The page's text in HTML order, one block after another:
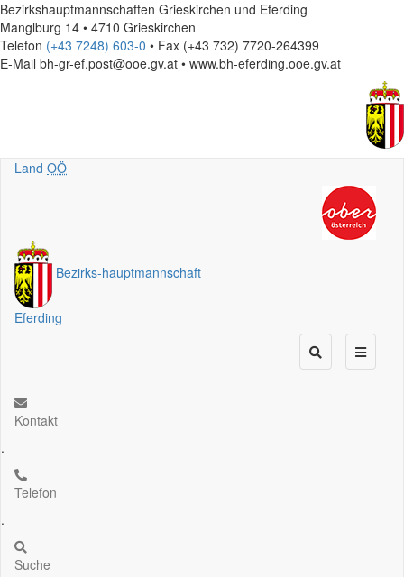
Bezirkshauptmannschaften Grieskirchen und Eferding
Manglburg 14 • 4710 Grieskirchen
Telefon (+43 7248) 603-0 • Fax (+43 732) 7720-264399
E-Mail bh-gr-ef.post@ooe.gv.at • www.bh-eferding.ooe.gv.at
Land OÖ
Bezirks-hauptmannschaft
Eferding
Kontakt
.
Telefon
.
Suche